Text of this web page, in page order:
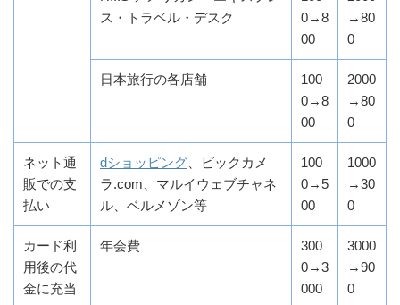
ス・トラベル・デスク
0→8
00
→80
0
日本旅行の各店舗
100
0→8
00
2000
→80
0
ネット通
販での支
払い
dショッピング 、ビックカメ
ラ.com、マルイウェブチャネ
ル、ベルメゾン等
100
0→5
00
1000
→30
0
カード利
用後の代
金に充当
年会費
300
0→3
000
3000
→90
0